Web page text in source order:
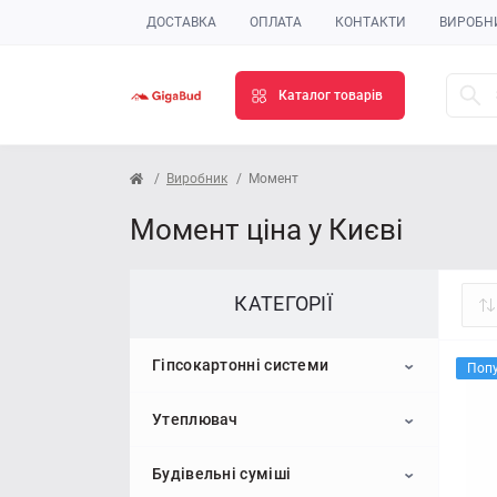
ДОСТАВКА ОПЛАТА КОНТАКТИ
Каталог товарів
Виробник Момент
Момент ціна у Києві
КАТЕГОРІЇ
Гіпсокартонні системи
Гіпсокартон
Стельовий гіпсокартон
Профіль для гіпсокартону
Утеплювач
Пінопласт
Будівельні суміші